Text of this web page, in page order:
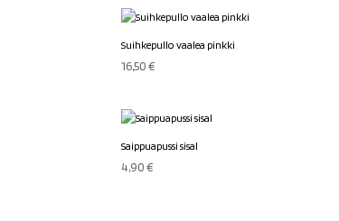
Suihkepullo vaalea pinkki
16,50€
Saippuapussi sisal
4,90€